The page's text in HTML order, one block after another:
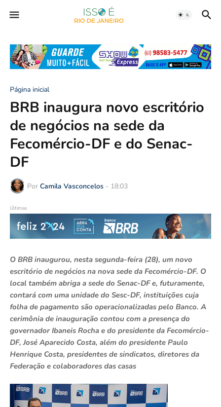
Página inicial
BRB inaugura novo escritório
de negócios na sede da
Fecomércio-DF e do Senac-
DF
Por Camila Vasconcelos - 18:03
Últimas
O BRB inaugurou, nesta segunda-feira (28), um novo
escritório de negócios na nova sede da Fecomércio-DF. O
local também abriga a sede do Senac-DF e, futuramente,
contará com uma unidade do Sesc-DF, instituições cuja
folha de pagamento são operacionalizadas pelo Banco. A
cerimônia de inauguração contou com a presença do
governador Ibaneis Rocha e do presidente da Fecomércio-
DF, José Aparecido Costa, além do presidente Paulo
Henrique Costa, presidentes de sindicatos, diretores da
Federação e colaboradores das casas